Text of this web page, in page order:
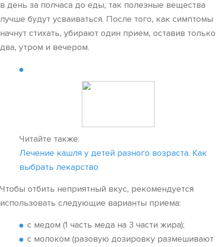
в день за полчаса до еды, так полезные вещества
лучше будут усваиваться. После того, как симптомы
начнут стихать, убирают один прием, оставив только
два, утром и вечером.
Читайте также:
Лечение кашля у детей разного возраста. Как
выбрать лекарство
Чтобы отбить неприятный вкус, рекомендуется
использовать следующие варианты приема:
с медом (1 часть меда на 3 части жира);
с молоком (разовую дозировку размешивают